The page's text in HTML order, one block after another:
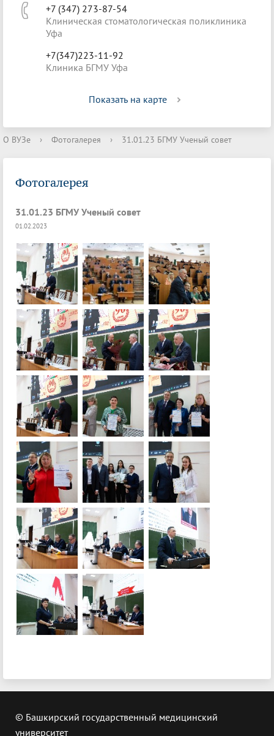
+7 (347) 273-87-54
Клиническая стоматологическая поликлиника
Уфа
+7(347)223-11-92
Клиника БГМУ Уфа
Показать на карте
О ВУЗе › Фотогалерея › 31.01.23 БГМУ Ученый совет
Фотогалерея
31.01.23 БГМУ Ученый совет
01.02.2023
© Башкирский государственный медицинский
университет